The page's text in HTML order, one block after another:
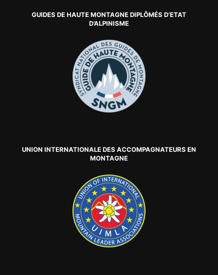
GUIDES DE HAUTE MONTAGNE DIPLÔMÉS D’ETAT
D’ALPINISME
UNION INTERNATIONALE DES ACCOMPAGNATEURS EN
MONTAGNE